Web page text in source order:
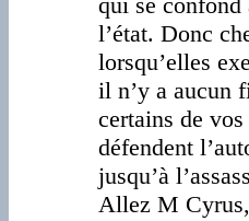
l’état. Donc
lorsqu’elles
il n’y a aucun
certains de
défendent
jusqu’à
Allez M